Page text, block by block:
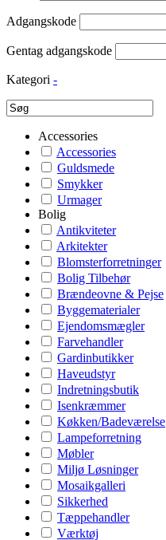
Adgangskode
Gentag adgangskode
Kategori -
Accessories
Accessories
Guldsmede
Smykker
Urmager
Bolig
Antikviteter
Arkitekter
Blomsterforretninger
Bolig Tilbehør
Brændeovne & Pejse
Byggematerialer
Ejendomsmægler
Farvehandler
Gardinbutikker
Haveudstyr
Indretningsbutik
Isenkræmmer
Køkken/Badeværelse
Lampeforretning
Møbler
Miljø Løsninger
Mosaikgalleri
Sikkerhed
Tæppehandler
Værktøj